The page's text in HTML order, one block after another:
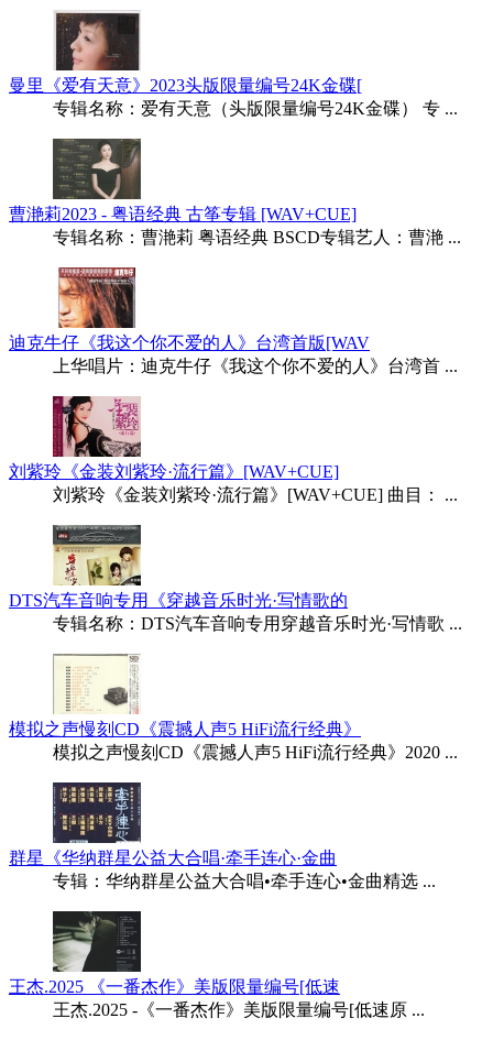
曼里《爱有天意》2023头版限量编号24K金碟[
专辑名称：爱有天意（头版限量编号24K金碟） 专 ...
曹滟莉2023 - 粤语经典 古筝专辑 [WAV+CUE]
专辑名称：曹滟莉 粤语经典 BSCD专辑艺人：曹滟 ...
迪克牛仔《我这个你不爱的人》台湾首版[WAV
上华唱片：迪克牛仔《我这个你不爱的人》台湾首 ...
刘紫玲《金装刘紫玲·流行篇》[WAV+CUE]
刘紫玲《金装刘紫玲·流行篇》[WAV+CUE] 曲目： ...
DTS汽车音响专用《穿越音乐时光·写情歌的
专辑名称：DTS汽车音响专用穿越音乐时光·写情歌 ...
模拟之声慢刻CD《震撼人声5 HiFi流行经典》
模拟之声慢刻CD《震撼人声5 HiFi流行经典》2020 ...
群星《华纳群星公益大合唱·牵手连心·金曲
专辑：华纳群星公益大合唱•牵手连心•金曲精选 ...
王杰.2025 《一番杰作》美版限量编号[低速
王杰.2025 -《一番杰作》美版限量编号[低速原 ...